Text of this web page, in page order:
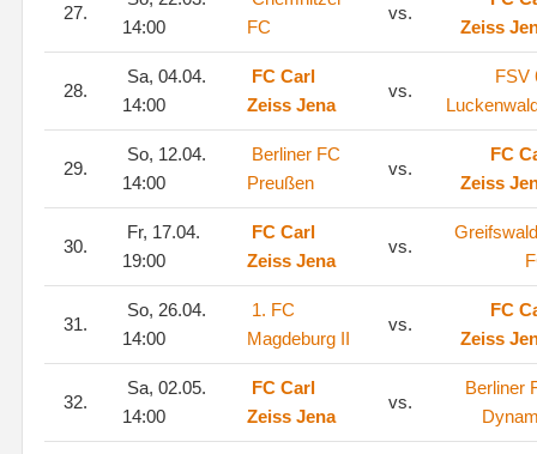
27.
14:00
FC
vs.
Zeiss
28.
Sa, 04.04.
14:00
FC Carl
Zeiss Jena
vs.
FSV
29.
So, 12.04.
14:00
Berliner FC
Preußen
vs.
FC
Zeiss
30.
Fr, 17.04.
19:00
FC Carl
Zeiss Jena
vs.
31.
So, 26.04.
14:00
1. FC
Magdeburg II
vs.
FC
Zeiss
32.
Sa, 02.05.
14:00
FC Carl
Zeiss Jena
vs.
Berliner